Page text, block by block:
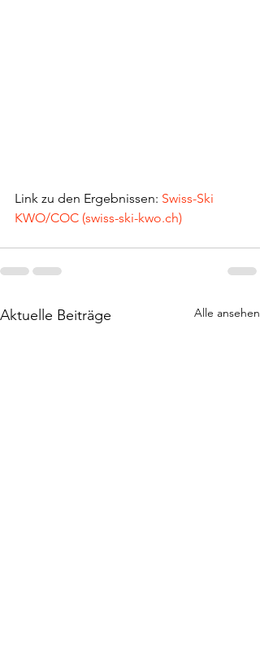
Link zu den Ergebnissen: Swiss-Ski
KWO/COC (swiss-ski-kwo.ch)
Aktuelle Beiträge Alle ansehen